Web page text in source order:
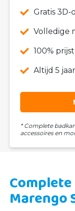
Gratis 3D-
Volledige
100%
Altijd 5
* Complete
accessoires en
Marengo